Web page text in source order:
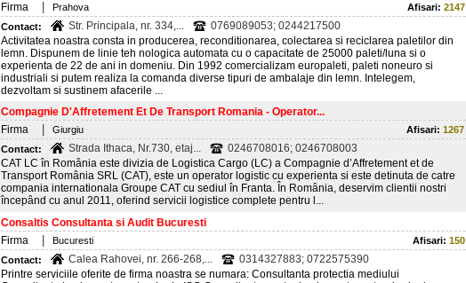
Firma
Prahova Afisari: 2147
Contact:
Str. Principala, nr. 334,...
0769089053; 0244217500
Activitatea noastra consta in producerea, reconditionarea, colectarea si reciclarea paletilor din
lemn. Dispunem de linie teh nologica automata cu o capacitate de 25000 paleti/luna si o
experienta de 22 de ani in domeniu. Din 1992 comercializam europaleti, paleti noneuro si
industriali si putem realiza la comanda diverse tipuri de ambalaje din lemn. Intelegem,
dezvoltam si sustinem afacerile ...
Compagnie D'Affretement Et De Transport Romania - Operator...
Firma
Giurgiu Afisari: 1267
Contact:
Strada Ithaca, Nr.730, etaj...
0246708016; 0246708003
CAT LC în România este divizia de Logistica Cargo (LC) a Compagnie d’Affretement et de
Transport România SRL (CAT), este un operator logistic cu experienta si este detinuta de catre
compania internationala Groupe CAT cu sediul în Franta. În România, deservim clientii nostri
începând cu anul 2011, oferind servicii logistice complete pentru l...
Consaltis Consultanta si Audit Bucuresti
Firma
Bucuresti Afisari: 150
Contact:
Calea Rahovei, nr. 266-268,...
0314327883; 0722575390
Printre serviciile oferite de firma noastra se numara: Consultanta protectia mediului